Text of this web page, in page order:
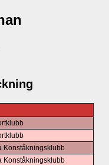
Konståkningsklubb
Konståkningsklubb